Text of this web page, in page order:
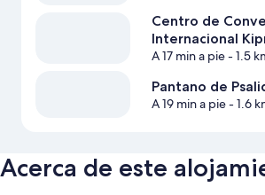
Centro de
Internacional
A 17 min a pie- 1.5
Pantano de
A 19 min a pie- 1.6
Acerca de este